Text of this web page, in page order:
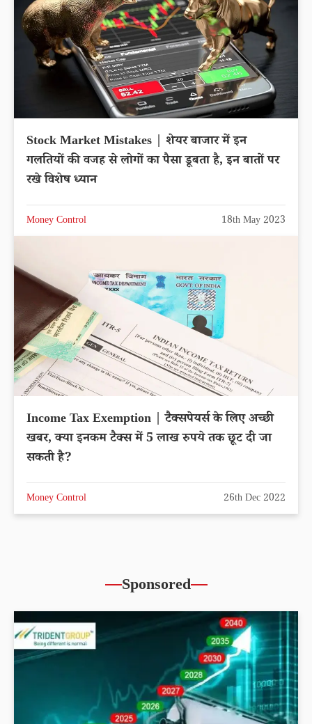
Stock Market Mistakes | शेयर बाजार में इन
गलतियों की वजह से लोगों का पैसा डूबता है, इन बातों पर
रखे विशेष ध्यान
Money Control 18th May 2023
Income Tax Exemption | टैक्सपेयर्स के लिए अच्छी
खबर, क्या इनकम टैक्स में 5 लाख रुपये तक छूट दी जा
सकती है?
Money Control 26th Dec 2022
Sponsored